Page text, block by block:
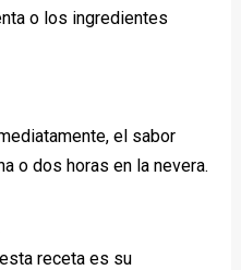
o los ingredientes
el sabor
o dos horas en la nevera.
receta es su